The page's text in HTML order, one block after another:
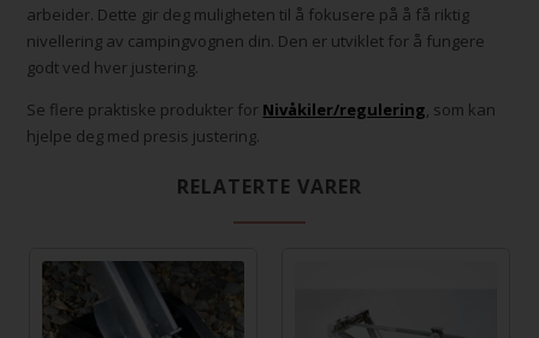
arbeider. Dette gir deg muligheten til å fokusere på å få riktig
nivellering av campingvognen din. Den er utviklet for å fungere
godt ved hver justering.
Se flere praktiske produkter for Nivåkiler/regulering, som kan
hjelpe deg med presis justering.
RELATERTE VARER